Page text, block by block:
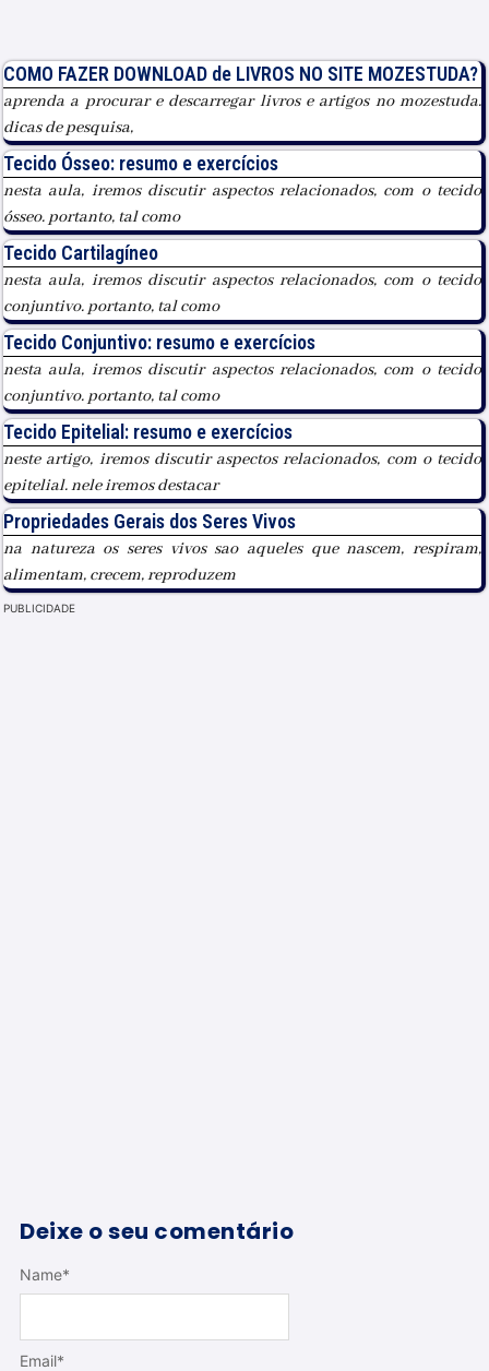
COMO FAZER DOWNLOAD de LIVROS NO SITE MOZESTUDA?
aprenda a procurar e descarregar livros e artigos no mozestuda.
dicas de pesquisa,
Tecido Ósseo: resumo e exercícios
nesta aula, iremos discutir aspectos relacionados, com o tecido
ósseo. portanto, tal como
Tecido Cartilagíneo
nesta aula, iremos discutir aspectos relacionados, com o tecido
conjuntivo. portanto, tal como
Tecido Conjuntivo: resumo e exercícios
nesta aula, iremos discutir aspectos relacionados, com o tecido
conjuntivo. portanto, tal como
Tecido Epitelial: resumo e exercícios
neste artigo, iremos discutir aspectos relacionados, com o tecido
epitelial. nele iremos destacar
Propriedades Gerais dos Seres Vivos
na natureza os seres vivos sao aqueles que nascem, respiram,
alimentam, crecem, reproduzem
PUBLICIDADE
Deixe o seu comentário
Name*
Email*